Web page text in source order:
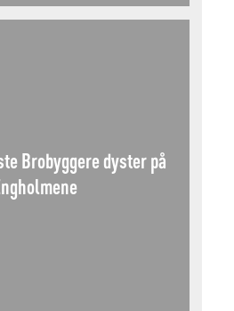
Brobyggere dyster på